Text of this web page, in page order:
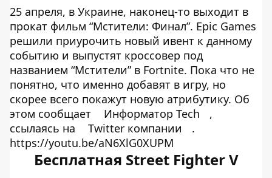
25 апреля, в Украине, наконец-то выходит в
прокат фильм “Мстители: Финал”. Epic Games
решили приурочить новый ивент к данному
событию и выпустят кроссовер под
названием “Мстители” в Fortnite. Пока что не
понятно, что именно добавят в игру, но
скорее всего покажут новую атрибутику. Об
этом сообщает
Информатор Tech
,
ссылаясь на
Twitter компании
.
https://youtu.be/aN6XlG0XUPM
Бесплатная Street Fighter V